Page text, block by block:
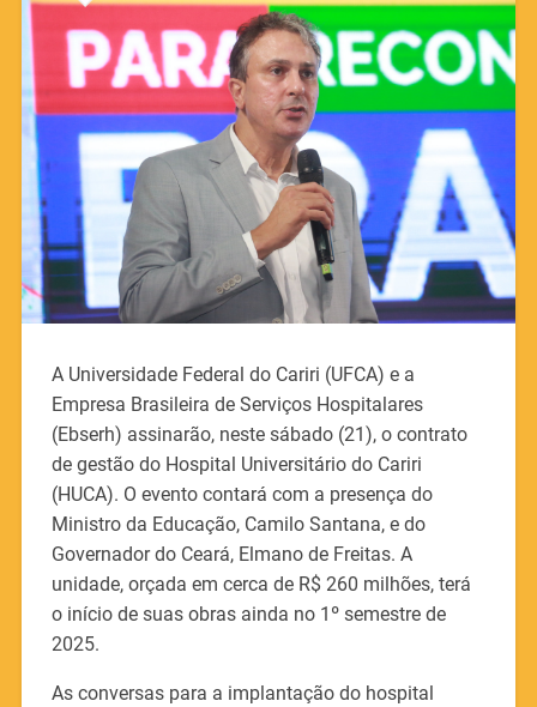
A Universidade Federal do Cariri (UFCA) e a
Empresa Brasileira de Serviços Hospitalares
(Ebserh) assinarão, neste sábado (21), o contrato
de gestão do Hospital Universitário do Cariri
(HUCA). O evento contará com a presença do
Ministro da Educação, Camilo Santana, e do
Governador do Ceará, Elmano de Freitas. A
unidade, orçada em cerca de R$ 260 milhões, terá
o início de suas obras ainda no 1º semestre de
2025.
As conversas para a implantação do hospital